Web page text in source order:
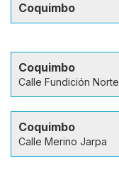
Coquimbo
Coquimbo
Calle Fundición Norte
Coquimbo
Calle Merino Jarpa